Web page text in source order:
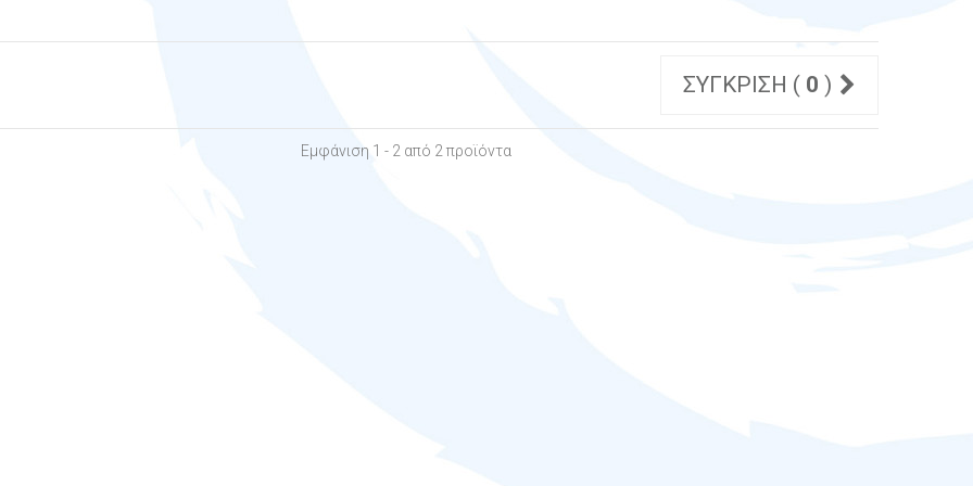
ΣΎΓΚΡΙΣΗ ( 0 )
Εμφάνιση 1 - 2 από 2 προϊόντα